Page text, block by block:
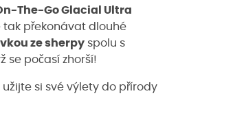
The-Go Glacial Ultra
tak překonávat dlouhé
ze sherpy spolu s
se počasí zhorší!
užijte si své výlety do přírody